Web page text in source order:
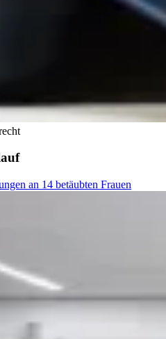
an 14 betäubten Frauen